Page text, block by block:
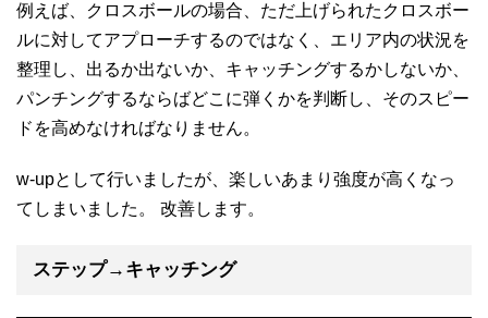
例えば、クロスボールの場合、ただ上げられたクロスボー
ルに対してアプローチするのではなく、エリア内の状況を
整理し、出るか出ないか、キャッチングするかしないか、
パンチングするならばどこに弾くかを判断し、そのスピー
ドを高めなければなりません。
w-upとして行いましたが、楽しいあまり強度が高くなっ
てしまいました。 改善します。
ステップ→キャッチング